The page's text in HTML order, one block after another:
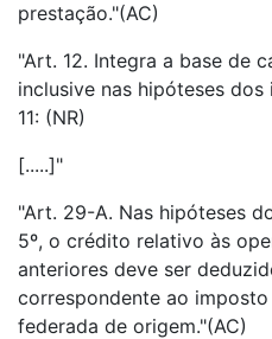
prestação."(AC)
"Art. 12. Integra a base de
inclusive nas hipóteses dos
11: (NR)
[.....]"
"Art. 29-A. Nas hipóteses
5º, o crédito relativo às
anteriores deve ser
correspondente ao
federada de origem."(AC)